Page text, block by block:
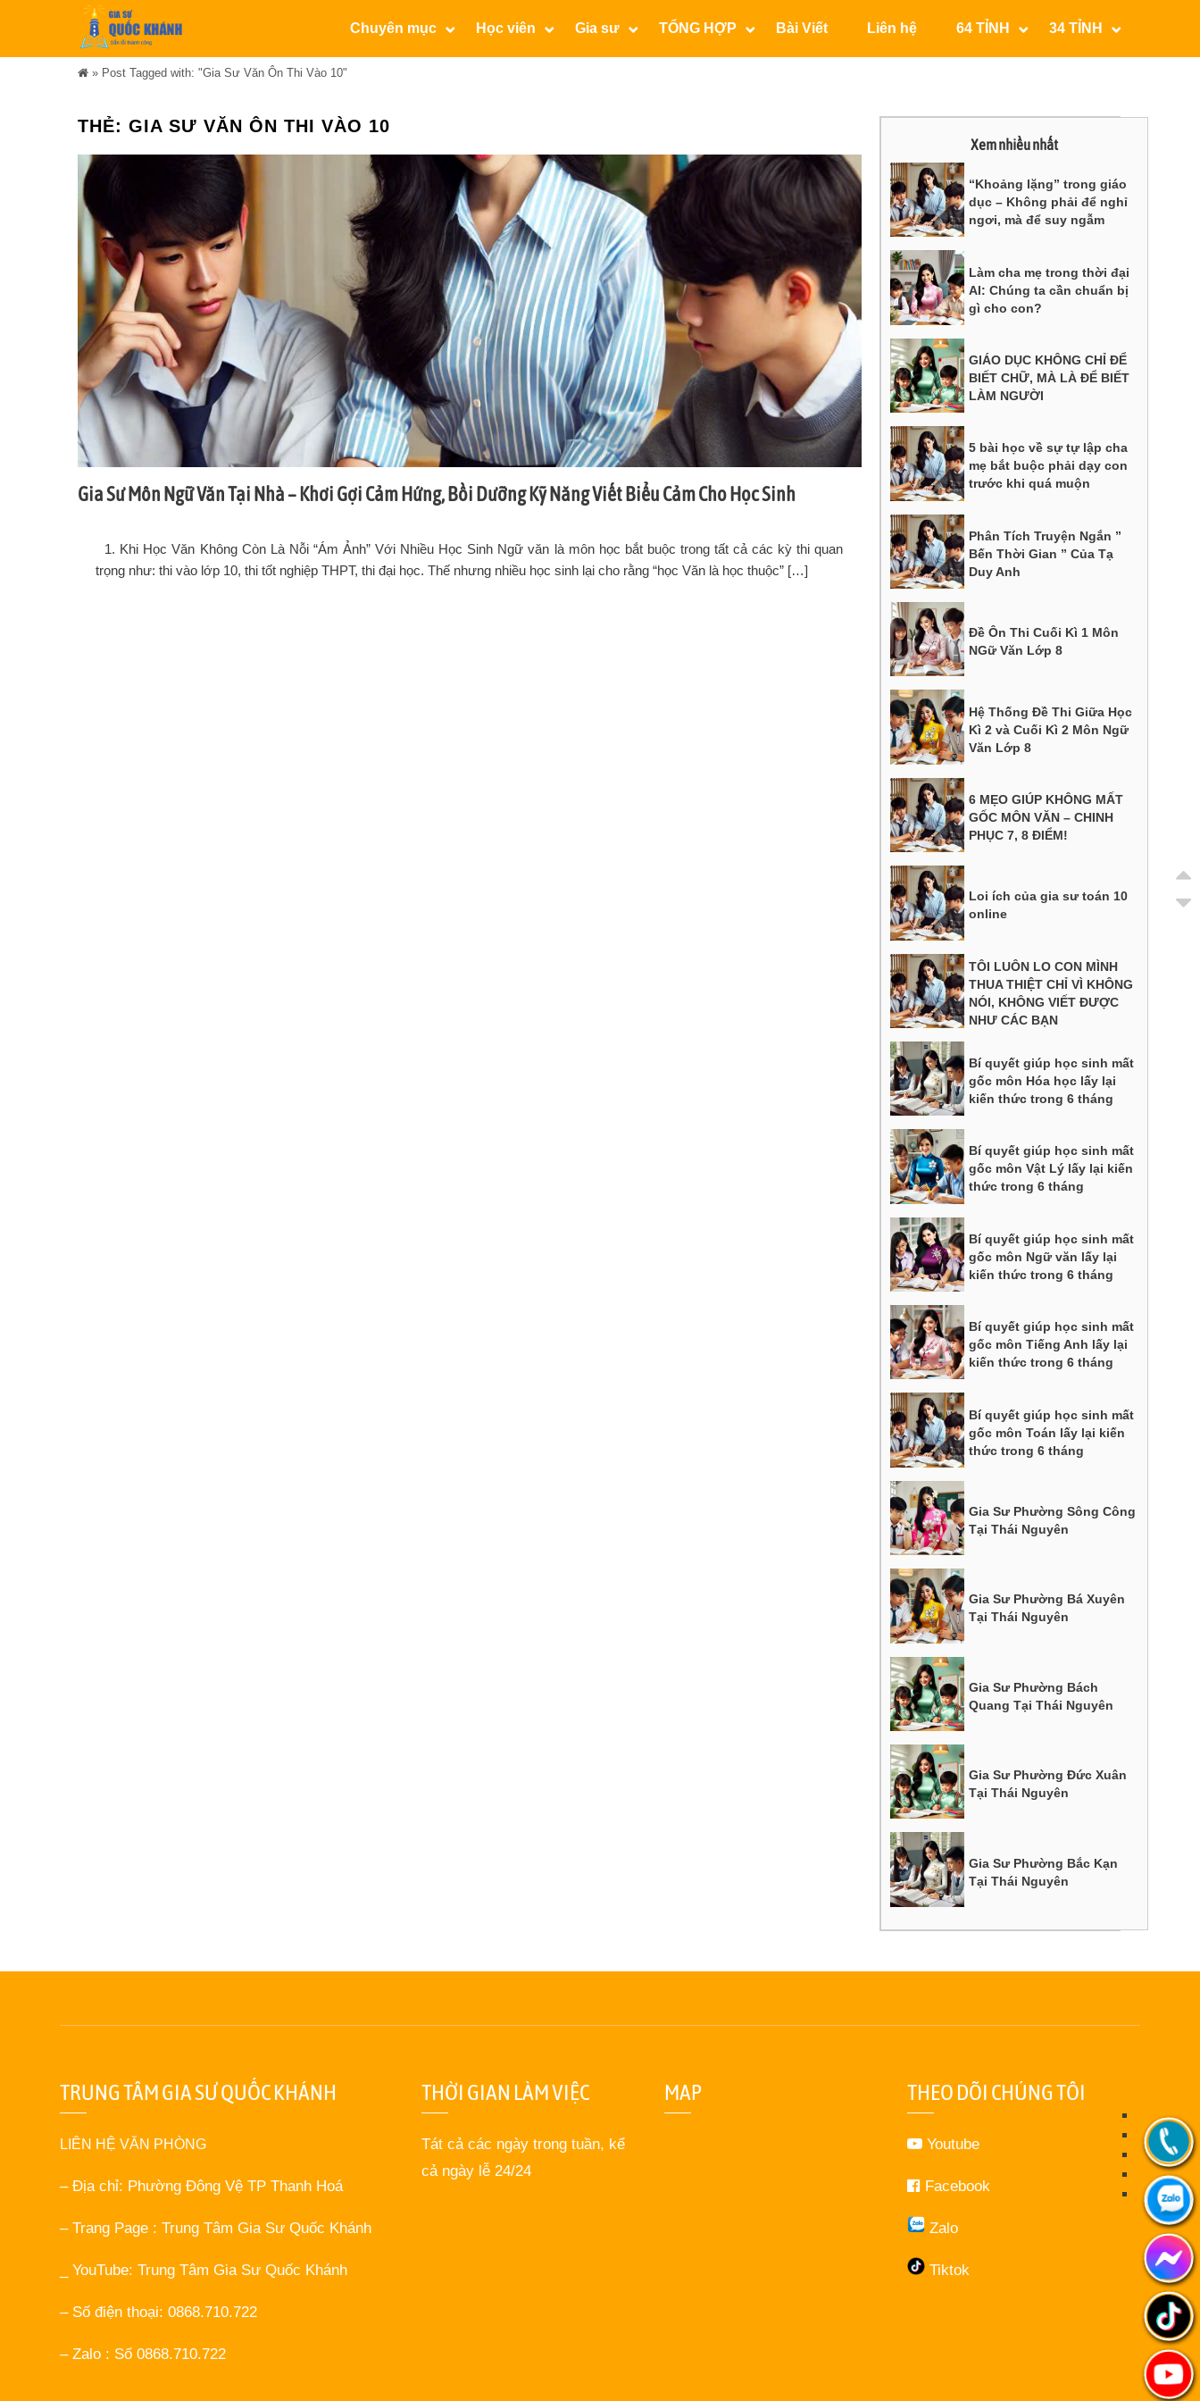
Chuyên mục Học viên Gia sư TỔNG HỢP Bài Viết Liên hệ 64 TỈNH 34 TỈNH
» Post Tagged with: "Gia Sư Văn Ôn Thi Vào 10"
THẺ: GIA SƯ VĂN ÔN THI VÀO 10
Gia Sư Môn Ngữ Văn Tại Nhà – Khơi Gợi Cảm Hứng, Bồi Dưỡng Kỹ Năng Viết Biểu Cảm Cho Học Sinh
1. Khi Học Văn Không Còn Là Nỗi “Ám Ảnh” Với Nhiều Học Sinh Ngữ văn là môn học bắt buộc trong tất cả các kỳ thi quan
trọng như: thi vào lớp 10, thi tốt nghiệp THPT, thi đại học. Thế nhưng nhiều học sinh lại cho rằng “học Văn là học thuộc” […]
Xem nhiều nhất
“Khoảng lặng” trong giáo
dục – Không phải để nghỉ
ngơi, mà để suy ngẫm
Làm cha mẹ trong thời đại
AI: Chúng ta cần chuẩn bị
gì cho con?
GIÁO DỤC KHÔNG CHỈ ĐỂ
BIẾT CHỮ, MÀ LÀ ĐỂ BIẾT
LÀM NGƯỜI
5 bài học về sự tự lập cha
mẹ bắt buộc phải dạy con
trước khi quá muộn
Phân Tích Truyện Ngắn ”
Bến Thời Gian ” Của Tạ
Duy Anh
Đề Ôn Thi Cuối Kì 1 Môn
NGữ Văn Lớp 8
Hệ Thống Đề Thi Giữa Học
Kì 2 và Cuối Kì 2 Môn Ngữ
Văn Lớp 8
6 MẸO GIÚP KHÔNG MẤT
GỐC MÔN VĂN – CHINH
PHỤC 7, 8 ĐIỂM!
Loi ích của gia sư toán 10
online
TÔI LUÔN LO CON MÌNH
THUA THIỆT CHỈ VÌ KHÔNG
NÓI, KHÔNG VIẾT ĐƯỢC
NHƯ CÁC BẠN
Bí quyết giúp học sinh mất
gốc môn Hóa học lấy lại
kiến thức trong 6 tháng
Bí quyết giúp học sinh mất
gốc môn Vật Lý lấy lại kiến
thức trong 6 tháng
Bí quyết giúp học sinh mất
gốc môn Ngữ văn lấy lại
kiến thức trong 6 tháng
Bí quyết giúp học sinh mất
gốc môn Tiếng Anh lấy lại
kiến thức trong 6 tháng
Bí quyết giúp học sinh mất
gốc môn Toán lấy lại kiến
thức trong 6 tháng
Gia Sư Phường Sông Công
Tại Thái Nguyên
Gia Sư Phường Bá Xuyên
Tại Thái Nguyên
Gia Sư Phường Bách
Quang Tại Thái Nguyên
Gia Sư Phường Đức Xuân
Tại Thái Nguyên
Gia Sư Phường Bắc Kạn
Tại Thái Nguyên
TRUNG TÂM GIA SƯ QUỐC KHÁNH
LIÊN HỆ VĂN PHÒNG
– Địa chỉ: Phường Đông Vệ TP Thanh Hoá
– Trang Page : Trung Tâm Gia Sư Quốc Khánh
_ YouTube: Trung Tâm Gia Sư Quốc Khánh
– Số điện thoại: 0868.710.722
– Zalo : Số 0868.710.722
THỜI GIAN LÀM VIỆC
Tát cả các ngày trong tuần, kể
cả ngày lễ 24/24
MAP THEO DÕI CHÚNG TÔI
Youtube
Facebook
Zalo
Tiktok